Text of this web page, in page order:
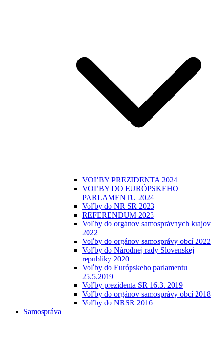
VOĽBY PREZIDENTA 2024
VOĽBY DO EURÓPSKEHO
PARLAMENTU 2024
Voľby do NR SR 2023
REFERENDUM 2023
Voľby do orgánov samosprávnych krajov
2022
Voľby do orgánov samosprávy obcí 2022
Voľby do Národnej rady Slovenskej
republiky 2020
Voľby do Európskeho parlamentu
25.5.2019
Voľby prezidenta SR 16.3. 2019
Voľby do orgánov samosprávy obcí 2018
Voľby do NRSR 2016
Samospráva